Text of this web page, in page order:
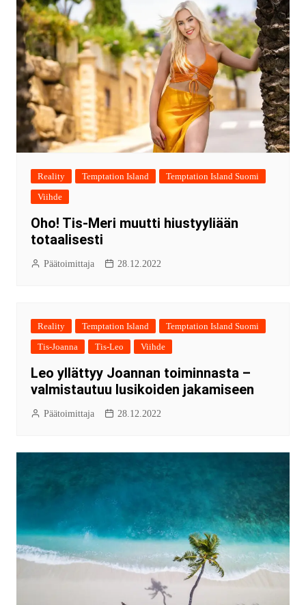
Reality Temptation Island
Temptation Island Suomi
Viihde
Oho! Tis-Meri muutti hiustyyliään
totaalisesti
Päätoimittaja 28.12.2022
Reality Temptation Island
Temptation Island Suomi
Tis-Joanna
Tis-Leo Viihde
Leo yllättyy Joannan toiminnasta –
valmistautuu lusikoiden jakamiseen
Päätoimittaja 28.12.2022